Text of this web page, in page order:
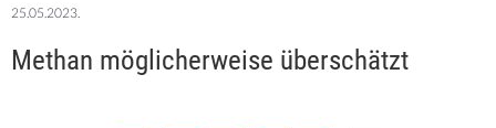
25.05.2023.
Methan möglicherweise überschätzt